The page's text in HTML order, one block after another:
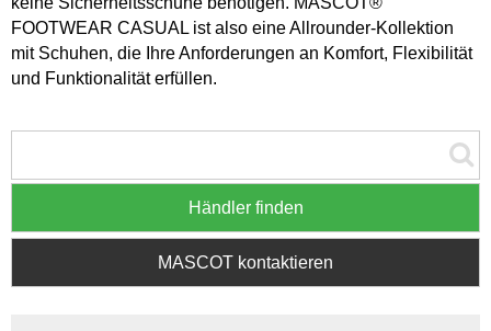
FOOTWEAR CASUAL ist also eine Allrounder-Kollektion
mit Schuhen, die Ihre Anforderungen an Komfort, Flexibilität
und Funktionalität erfüllen.
Händler finden
MASCOT kontaktieren